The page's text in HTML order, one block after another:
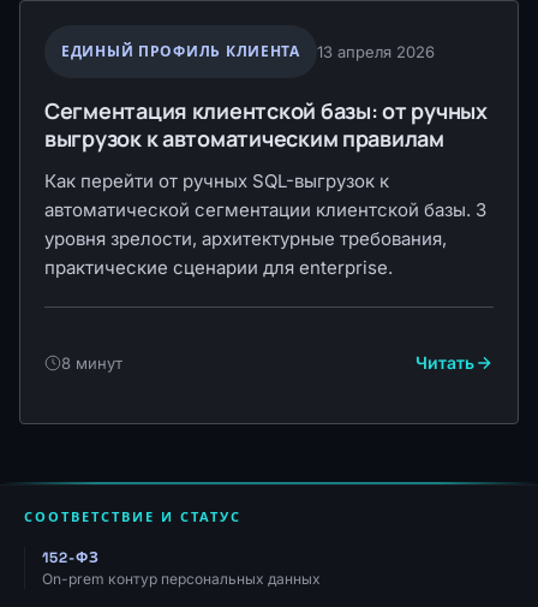
ЕДИНЫЙ ПРОФИЛЬ КЛИЕНТА 13 апреля 2026
Сегментация клиентской базы: от ручных
выгрузок к автоматическим правилам
Как перейти от ручных SQL-выгрузок к
автоматической сегментации клиентской базы. 3
уровня зрелости, архитектурные требования,
практические сценарии для enterprise.
8 минут Читать
СООТВЕТСТВИЕ И СТАТУС
152-ФЗ
On-prem контур персональных данных